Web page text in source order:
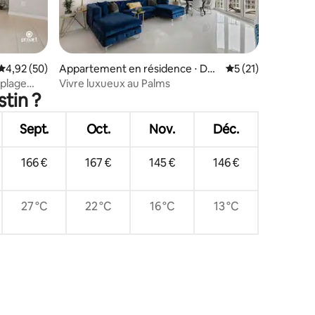
: 5 sur 5
moyenne sur la base de 50 commentaires : 4,92 sur 5
4,92 (50)
Appartement en résidence ⋅ Des
tin
Évaluation
5 (21)
Vivre luxueux au Palms
?
Sept. Oct. Nov. Déc.
166 € 167 € 145 € 146 €
27 °C 22 °C 16 °C 13 °C